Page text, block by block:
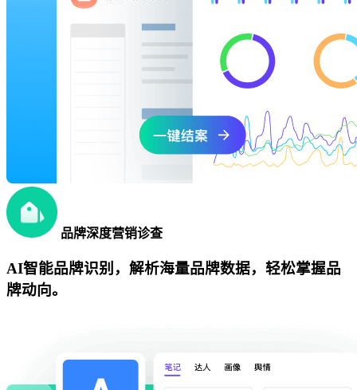
品牌深度营销诊查
AI智能品牌识别，解析海量品牌数据，轻松掌握品
牌动向。